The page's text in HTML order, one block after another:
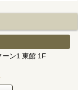
ーン1 東館 1F